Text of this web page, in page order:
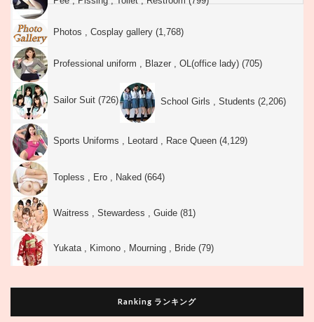
Photos , Cosplay gallery (1,768)
Professional uniform , Blazer , OL(office lady) (705)
Sailor Suit (726) School Girls , Students (2,206)
Sports Uniforms , Leotard , Race Queen (4,129)
Topless , Ero , Naked (664)
Waitress , Stewardess , Guide (81)
Yukata , Kimono , Mourning , Bride (79)
Ranking ランキング